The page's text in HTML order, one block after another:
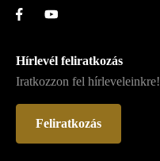
Hírlevél feliratkozás
Iratkozzon fel hírleveleinkre!
Feliratkozás